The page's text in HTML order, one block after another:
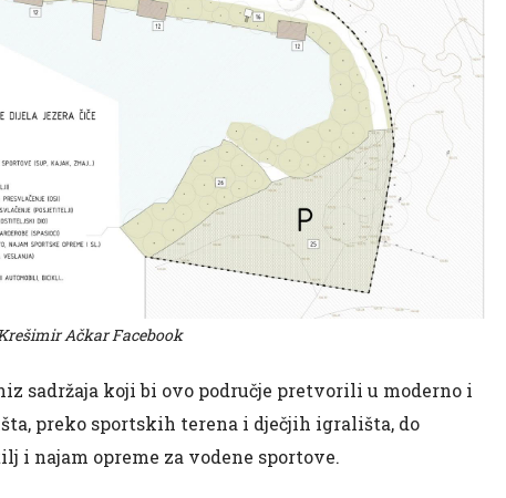
Ačkar Facebook
sadržaja koji bi ovo područje pretvorili u moderno i
preko sportskih terena i dječjih igrališta, do
i najam opreme za vodene sportove.